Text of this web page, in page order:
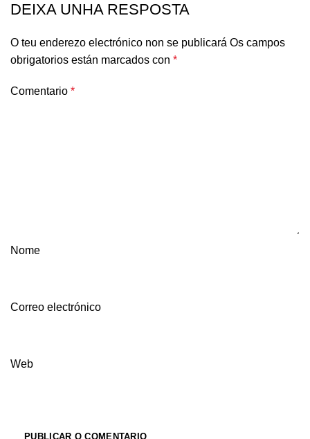
DEIXA UNHA RESPOSTA
O teu enderezo electrónico non se publicará Os campos
obrigatorios están marcados con *
Comentario *
Nome
Correo electrónico
Web